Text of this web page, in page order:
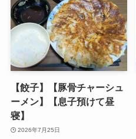
【餃子】【豚骨チャーシュ
ーメン】【息子預けて昼
寝】
2026年7月25日